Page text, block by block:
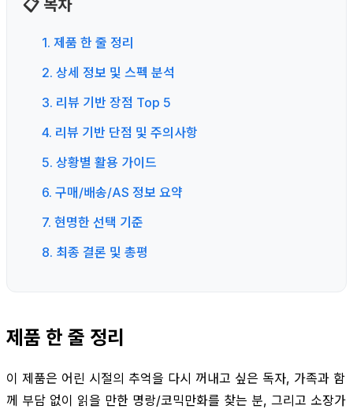
📋 목차
1. 제품 한 줄 정리
2. 상세 정보 및 스펙 분석
3. 리뷰 기반 장점 Top 5
4. 리뷰 기반 단점 및 주의사항
5. 상황별 활용 가이드
6. 구매/배송/AS 정보 요약
7. 현명한 선택 기준
8. 최종 결론 및 총평
제품 한 줄 정리
이 제품은 어린 시절의 추억을 다시 꺼내고 싶은 독자, 가족과 함
께 부담 없이 읽을 만한 명랑/코믹만화를 찾는 분, 그리고 소장가